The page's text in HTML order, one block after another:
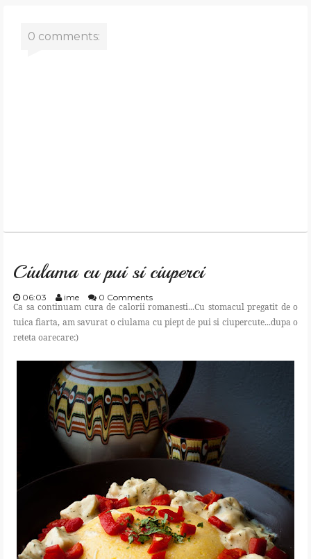
0 comments:
Ciulama cu pui si ciuperci
06:03 ime 0 Comments
Ca sa continuam cura de calorii romanesti...Cu stomacul pregatit de o
tuica fiarta, am savurat o ciulama cu piept de pui si ciupercute...dupa o
reteta oarecare:)